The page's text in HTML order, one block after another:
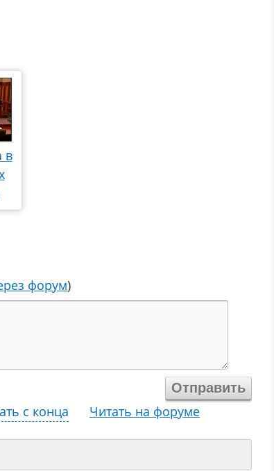
в
форум)
с конца Читать на форуме